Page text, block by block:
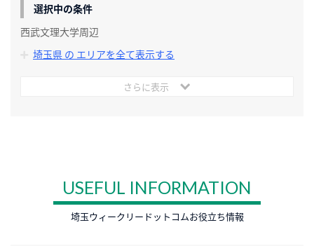
選択中の条件
西武文理大学周辺
埼玉県 の エリアを全て表示する
さらに表示
USEFUL INFORMATION
埼玉ウィークリードットコムお役立ち情報